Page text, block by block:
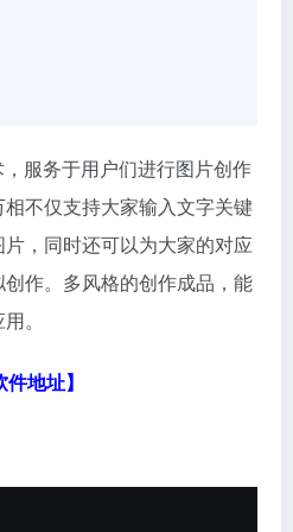
服务于用户们进行图片创作
不仅支持大家输入文字关键
，同时还可以为大家的对应
作。多风格的创作成品，能
。
件地址】